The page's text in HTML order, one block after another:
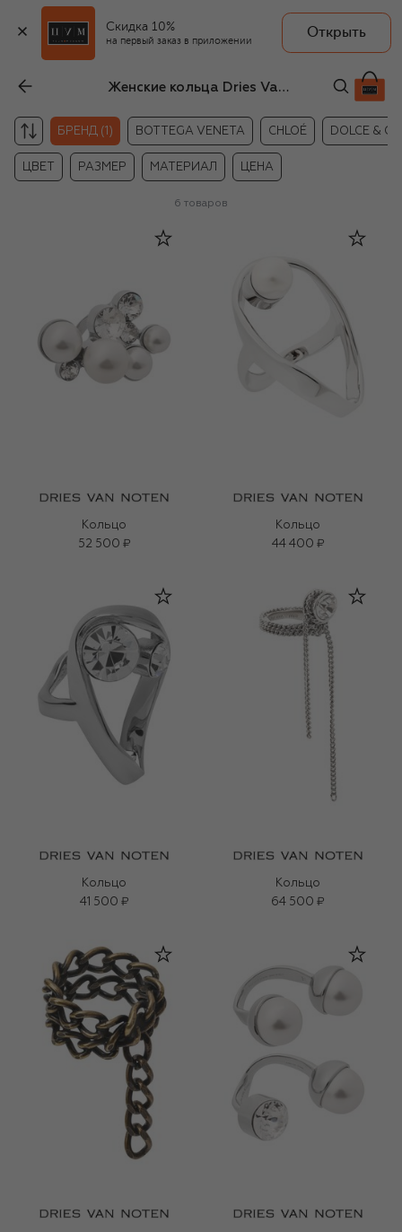
Скидка 10%
на первый заказ в приложении
Открыть
Женские кольца Dries Van Noten
БРЕНД (1) BOTTEGA VENETA CHLOÉ DOLCE &
ЦВЕТ РАЗМЕР МАТЕРИАЛ ЦЕНА
6 товаров
Кольцо
52 500 ₽
Кольцо
44 400 ₽
Кольцо
41 500 ₽
Кольцо
64 500 ₽